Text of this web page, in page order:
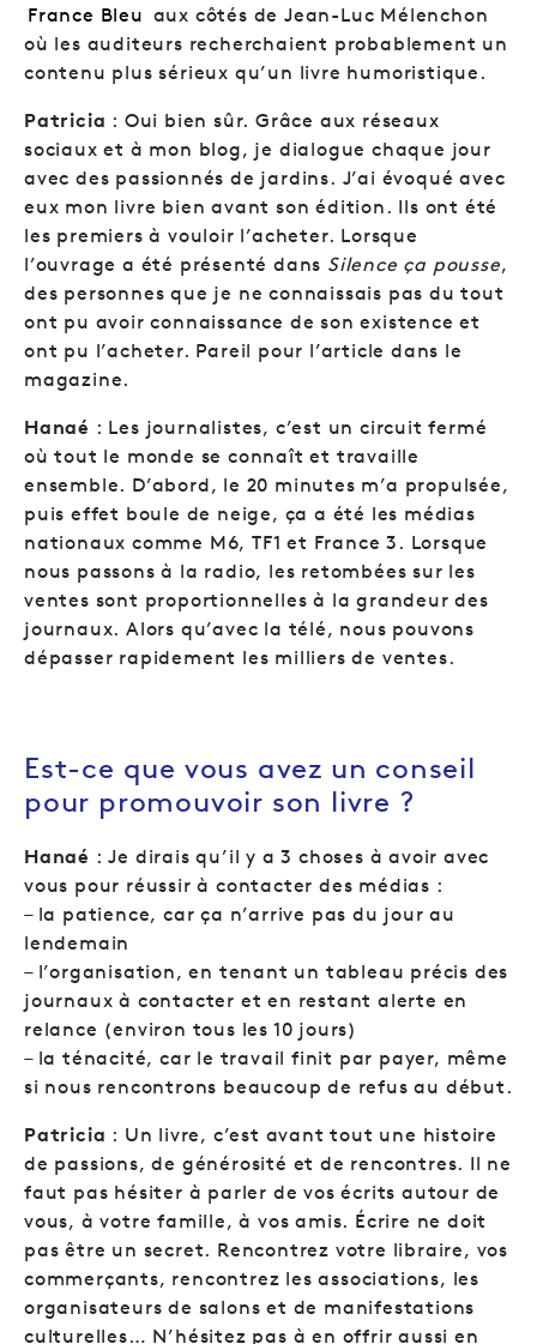
France Bleu aux côtés de Jean-Luc Mélenchon
où les auditeurs recherchaient probablement un
contenu plus sérieux qu’un livre humoristique.
Patricia : Oui bien sûr. Grâce aux réseaux
sociaux et à mon blog, je dialogue chaque jour
avec des passionnés de jardins. J’ai évoqué avec
eux mon livre bien avant son édition. Ils ont été
les premiers à vouloir l’acheter. Lorsque
l’ouvrage a été présenté dans Silence ça pousse,
des personnes que je ne connaissais pas du tout
ont pu avoir connaissance de son existence et
ont pu l’acheter. Pareil pour l’article dans le
magazine.
Hanaé : Les journalistes, c’est un circuit fermé
où tout le monde se connaît et travaille
ensemble. D’abord, le 20 minutes m’a propulsée,
puis effet boule de neige, ça a été les médias
nationaux comme M6, TF1 et France 3. Lorsque
nous passons à la radio, les retombées sur les
ventes sont proportionnelles à la grandeur des
journaux. Alors qu’avec la télé, nous pouvons
dépasser rapidement les milliers de ventes.
Est-ce que vous avez un conseil
pour promouvoir son livre ?
Hanaé : Je dirais qu’il y a 3 choses à avoir avec
vous pour réussir à contacter des médias :
– la patience, car ça n’arrive pas du jour au
lendemain
– l’organisation, en tenant un tableau précis des
journaux à contacter et en restant alerte en
relance (environ tous les 10 jours)
– la ténacité, car le travail finit par payer, même
si nous rencontrons beaucoup de refus au début.
Patricia : Un livre, c’est avant tout une histoire
de passions, de générosité et de rencontres. Il ne
faut pas hésiter à parler de vos écrits autour de
vous, à votre famille, à vos amis. Écrire ne doit
pas être un secret. Rencontrez votre libraire, vos
commerçants, rencontrez les associations, les
organisateurs de salons et de manifestations
culturelles… N’hésitez pas à en offrir aussi en